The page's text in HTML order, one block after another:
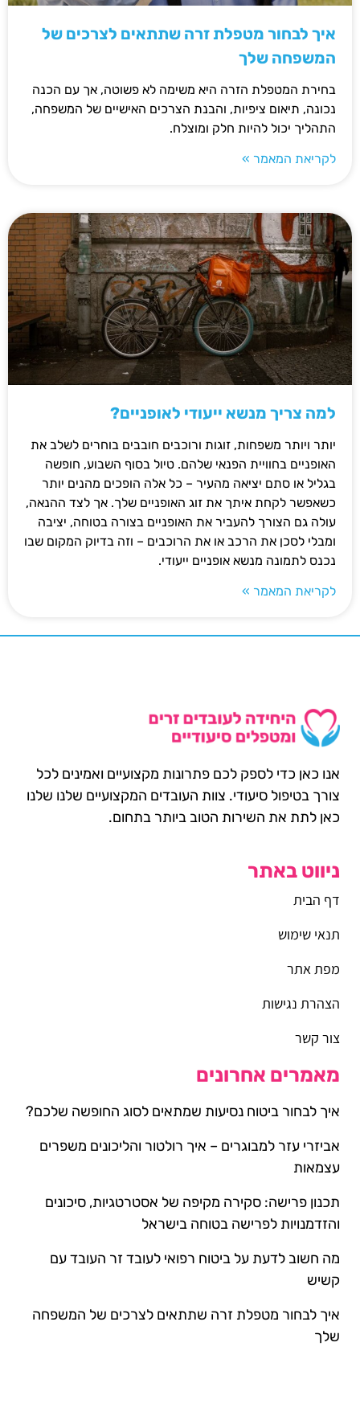
איך לבחור מטפלת זרה שתתאים לצרכים של
המשפחה שלך
בחירת המטפלת הזרה היא משימה לא פשוטה, אך עם הכנה
נכונה, תיאום ציפיות, והבנת הצרכים האישיים של המשפחה,
התהליך יכול להיות חלק ומוצלח.
לקריאת המאמר »
למה צריך מנשא ייעודי לאופניים?
יותר ויותר משפחות, זוגות ורוכבים חובבים בוחרים לשלב את
האופניים בחוויית הפנאי שלהם. טיול בסוף השבוע, חופשה
בגליל או סתם יציאה מהעיר – כל אלה הופכים מהנים יותר
כשאפשר לקחת איתך את זוג האופניים שלך. אך לצד ההנאה,
עולה גם הצורך להעביר את האופניים בצורה בטוחה, יציבה
ומבלי לסכן את הרכב או את הרוכבים – וזה בדיוק המקום שבו
נכנס לתמונה מנשא אופניים ייעודי.
לקריאת המאמר »
אנו כאן כדי לספק לכם פתרונות מקצועיים ואמינים לכל
צורך בטיפול סיעודי. צוות העובדים המקצועיים שלנו שלנו
כאן לתת את השירות הטוב ביותר בתחום.
ניווט באתר
דף הבית
תנאי שימוש
מפת אתר
הצהרת נגישות
צור קשר
מאמרים אחרונים
איך לבחור ביטוח נסיעות שמתאים לסוג החופשה שלכם?
אביזרי עזר למבוגרים – איך רולטור והליכונים משפרים
עצמאות
תכנון פרישה: סקירה מקיפה של אסטרטגיות, סיכונים
והזדמנויות לפרישה בטוחה בישראל
מה חשוב לדעת על ביטוח רפואי לעובד זר העובד עם
קשיש
איך לבחור מטפלת זרה שתתאים לצרכים של המשפחה
שלך